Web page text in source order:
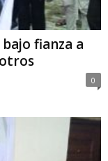
fianza a
0